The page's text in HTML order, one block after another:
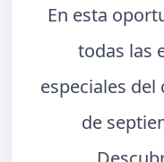
En esta
todas las
especiales del
de